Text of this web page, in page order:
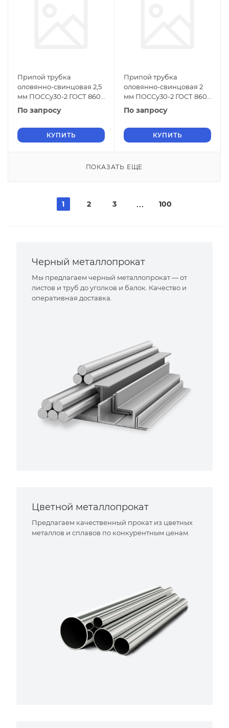
Припой трубка
оловянно-свинцовая 2,5
мм ПОССу30-2 ГОСТ 860-
75
По запросу
КУПИТЬ
Припой трубка
оловянно-свинцовая 2
мм ПОССу30-2 ГОСТ 860-
75
По запросу
КУПИТЬ
ПОКАЗАТЬ ЕЩЕ
1 2 3 100
Черный металлопрокат
Мы предлагаем черный металлопрокат — от
листов и труб до уголков и балок. Качество и
оперативная доставка.
Цветной металлопрокат
Предлагаем качественный прокат из цветных
металлов и сплавов по конкурентным ценам.